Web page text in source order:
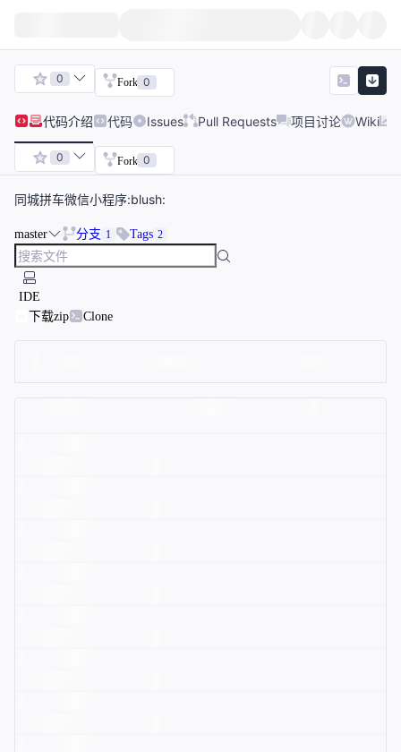
0 Fork 0
代码介绍 代码 Issues Pull Requests 项目讨论 Wiki
0 Fork 0
同城拼车微信小程序:blush:
master 分支 1 Tags 2
IDE
下载zip
Clone